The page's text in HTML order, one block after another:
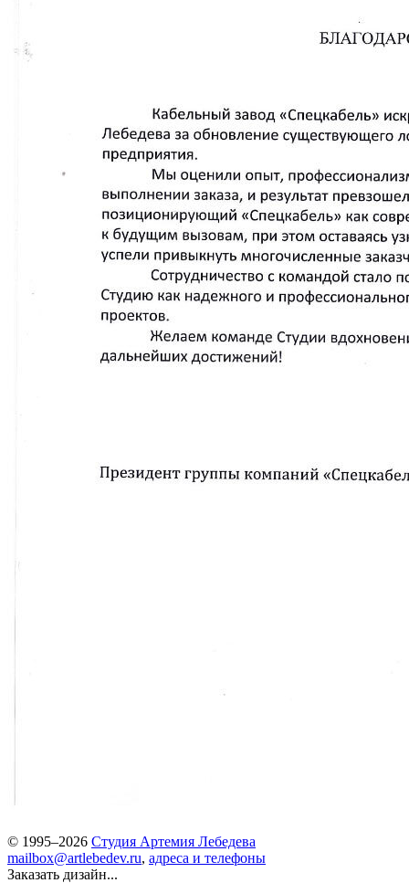
© 1995–2026 Студия Артемия Лебедева
mailbox@artlebedev.ru, адреса и телефоны
Заказать дизайн...